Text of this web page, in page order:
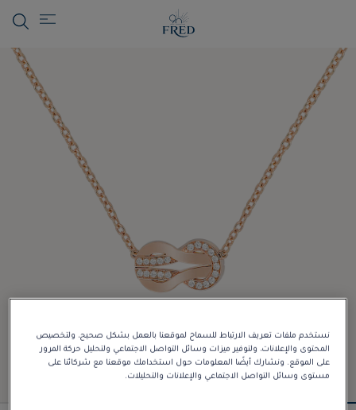
نستخدم ملفات تعريف الارتباط للسماح لموقعنا بالعمل بشكل صحيح، ولتخصيص
المحتوى والإعلانات، ولتوفير ميزات وسائل التواصل الاجتماعي ولتحليل حركة المرور
على الموقع. ونشارك أيضًا المعلومات حول استخدامك موقعنا مع شركائنا على
مستوى وسائل التواصل الاجتماعي والإعلانات والتحليلات.